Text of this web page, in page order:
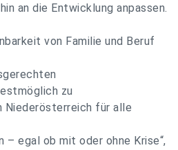
an die Entwicklung anpassen.
von Familie und Beruf
zu
Niederösterreich für alle
egal ob mit oder ohne Krise“,